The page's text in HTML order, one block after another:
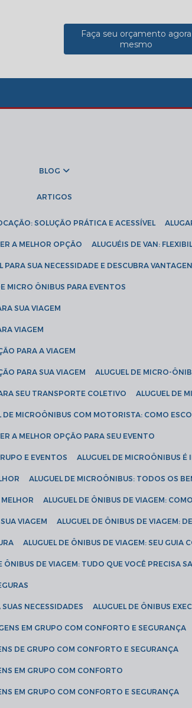
Faça seu orçamento agora
mesmo
BLOG
ARTIGOS
SOLUÇÃO PRÁTICA E ACESSÍVEL
A MELHOR OPÇÃO ALUGUÉIS DE VAN:
PARA SUA NECESSIDADE E DESCUBRA
MICRO ÔNIBUS PARA EVENTOS
SUA VIAGEM
VIAGEM
PARA A VIAGEM
PARA SUA VIAGEM ALUGUEL DE MICRO-
SEU TRANSPORTE COLETIVO ALUGUEL DE
DE MICROÔNIBUS COM MOTORISTA: COMO
A MELHOR OPÇÃO PARA SEU EVENTO
E EVENTOS ALUGUEL DE MICROÔNIBUS
ALUGUEL DE MICROÔNIBUS: TODOS OS
ALUGUEL DE ÔNIBUS DE VIAGEM:
VIAGEM ALUGUEL DE ÔNIBUS DE VIAGEM:
ALUGUEL DE ÔNIBUS DE VIAGEM: SEU GUIA
ÔNIBUS DE VIAGEM: TUDO QUE VOCÊ PRECISA
NECESSIDADES ALUGUEL DE ÔNIBUS
EM GRUPO COM CONFORTO E SEGURANÇA
DE GRUPO COM CONFORTO E SEGURANÇA
EM GRUPO COM CONFORTO
EM GRUPO COM CONFORTO E SEGURANÇA